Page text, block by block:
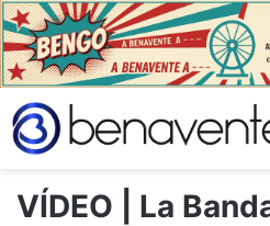
VÍDEO | La